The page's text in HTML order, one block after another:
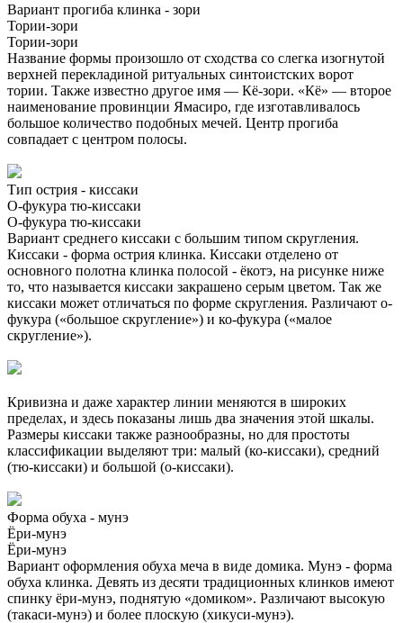
Вариант прогиба клинка - зори
Тории-зори
Тории-зори
Название формы произошло от сходства со слегка изогнутой
верхней перекладиной ритуальных синтоистских ворот
тории. Также известно другое имя — Кё-зори. «Кё» — второе
наименование провинции Ямасиро, где изготавливалось
большое количество подобных мечей. Центр прогиба
совпадает с центром полосы.
Тип острия - киссаки
О-фукура тю-киссаки
О-фукура тю-киссаки
Вариант среднего киссаки с большим типом скругления.
Киссаки - форма острия клинка. Киссаки отделено от
основного полотна клинка полосой - ёкотэ, на рисунке ниже
то, что называется киссаки закрашено серым цветом. Так же
киссаки может отличаться по форме скругления. Различают о-
фукура («большое скругление») и ко-фукура («малое
скругление»).
Кривизна и даже характер линии меняются в широких
пределах, и здесь показаны лишь два значения этой шкалы.
Размеры киссаки также разнообразны, но для простоты
классификации выделяют три: малый (ко-киссаки), средний
(тю-киссаки) и большой (о-киссаки).
Форма обуха - мунэ
Ёри-мунэ
Ёри-мунэ
Вариант оформления обуха меча в виде домика. Мунэ - форма
обуха клинка. Девять из десяти традиционных клинков имеют
спинку ёри-мунэ, поднятую «домиком». Различают высокую
(такаси-мунэ) и более плоскую (хикуси-мунэ).